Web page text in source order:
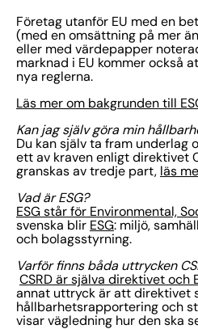
Företag utanför EU med en
(med en omsättning på mer
eller med värdepapper
marknad i EU kommer också
nya reglerna.
Läs mer om bakgrunden till
Kan jag själv göra min
Du kan själv ta fram underlag
ett av kraven enligt direktivet
granskas av tredje part, läs
Vad är ESG?
ESG står för Environmental,
svenska blir ESG: miljö,
och bolagsstyrning.
Varför finns båda uttrycken
CSRD är själva direktivet och
annat uttryck är att direktivet
hållbarhetsrapportering och
visar vägledning hur den ska